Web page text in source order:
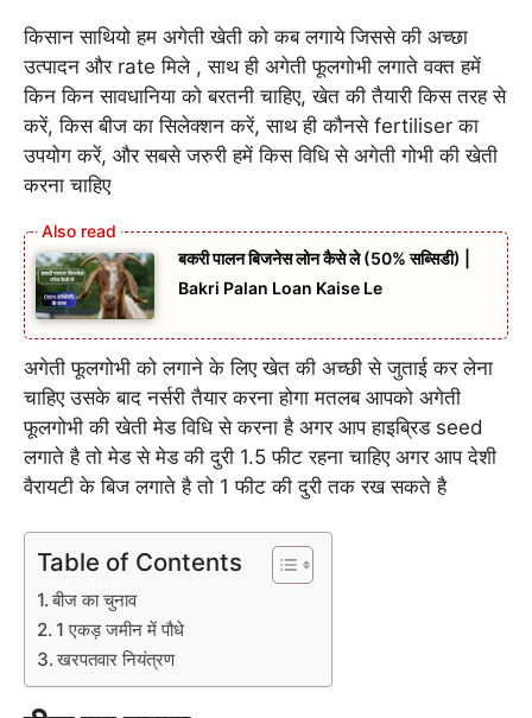
किसान साथियो हम अगेती खेती को कब लगाये जिससे की अच्छा
उत्पादन और rate मिले , साथ ही अगेती फूलगोभी लगाते वक्त हमें
किन किन सावधानिया को बरतनी चाहिए, खेत की तैयारी किस तरह से
करें, किस बीज का सिलेक्शन करें, साथ ही कौनसे fertiliser का
उपयोग करें, और सबसे जरुरी हमें किस विधि से अगेती गोभी की खेती
करना चाहिए
बकरी पालन बिजनेस लोन कैसे ले (50% सब्सिडी) |
Bakri Palan Loan Kaise Le
अगेती फूलगोभी को लगाने के लिए खेत की अच्छी से जुताई कर लेना
चाहिए उसके बाद नर्सरी तैयार करना होगा मतलब आपको अगेती
फूलगोभी की खेती मेड विधि से करना है अगर आप हाइब्रिड seed
लगाते है तो मेड से मेड की दुरी 1.5 फीट रहना चाहिए अगर आप देशी
वैरायटी के बिज लगाते है तो 1 फीट की दुरी तक रख सकते है
Table of Contents
बीज का चुनाव
1 एकड़ जमीन में पौधे
खरपतवार नियंत्रण